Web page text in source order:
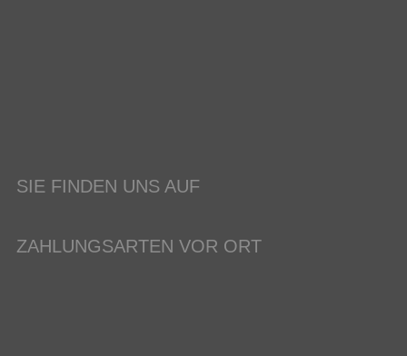
SIE FINDEN UNS AUF
ZAHLUNGSARTEN VOR ORT